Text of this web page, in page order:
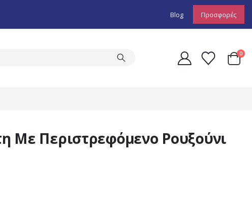
Blog Προσφορές
0
Με Περιστρεφόμενο Ρουξούνι